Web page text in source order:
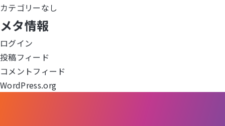
ゲ
ー
シ
ョ
ン
カテゴリーなし
メタ情報
ログイン
投稿フィード
コメントフィード
WordPress.org